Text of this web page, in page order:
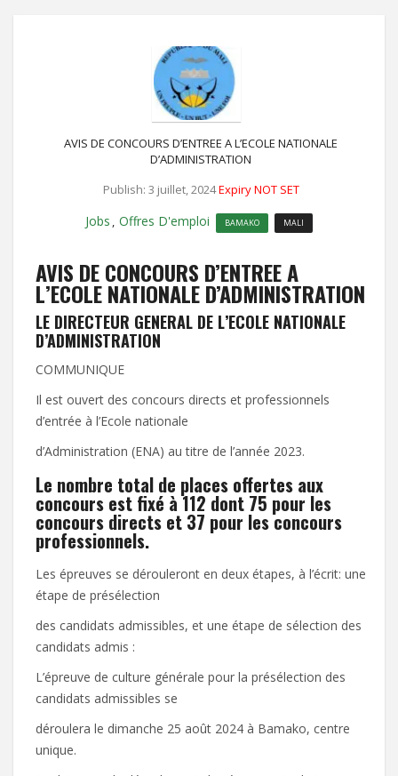
AVIS DE CONCOURS D’ENTREE A L’ECOLE NATIONALE
D’ADMINISTRATION
Publish: 3 juillet, 2024Expiry NOT SET
Jobs Offres D'emploi BAMAKO MALI
AVIS DE CONCOURS D’ENTREE A
L’ECOLE NATIONALE D’ADMINISTRATION
LE DIRECTEUR GENERAL DE L’ECOLE NATIONALE
D’ADMINISTRATION
COMMUNIQUE
Il est ouvert des concours directs et professionnels
d’entrée à l’Ecole nationale
d’Administration (ENA) au titre de l’année 2023.
Le nombre total de places offertes aux
concours est fixé à 112 dont 75 pour les
concours directs et 37 pour les concours
professionnels.
Les épreuves se dérouleront en deux étapes, à l’écrit: une
étape de présélection
des candidats admissibles, et une étape de sélection des
candidats admis :
L’épreuve de culture générale pour la présélection des
candidats admissibles se
déroulera le dimanche 25 août 2024 à Bamako, centre
unique.